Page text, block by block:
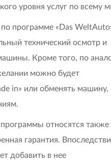
уровня услуг по всему
программе «Das
технический осмотр и
Кроме того, по
можно будет
in» или обменять машину,
относятся также
гарантия.
добавить в нее